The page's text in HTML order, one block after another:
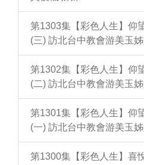
第1303集【彩色人生】仰
(三) 訪北台中教會游美玉
第1302集【彩色人生】仰
(二) 訪北台中教會游美玉
第1301集【彩色人生】仰
(一) 訪北台中教會游美玉
第1300集【彩色人生】喜